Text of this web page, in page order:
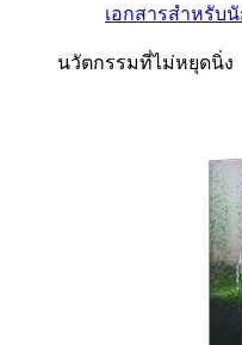
เอกสารสำหรับ
นวัตกรรมที่ไม่หยุดนิ่ง